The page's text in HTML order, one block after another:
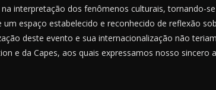
interpretação dos fenômenos culturais, tornando-
um espaço estabelecido e reconhecido de reflexão
deste evento e sua internacionalização não
e da Capes, aos quais expressamos nosso sincero